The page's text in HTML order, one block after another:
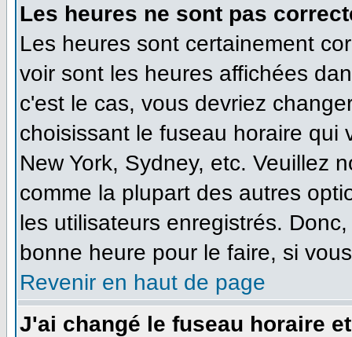
Les heures ne sont pas
Les heures sont certainement
voir sont les heures affichées
c'est le cas, vous devriez
choisissant le fuseau horaire qui
New York, Sydney, etc. Veuillez
comme la plupart des autres
les utilisateurs enregistrés.
bonne heure pour le faire, si
Revenir en haut de page
J'ai changé le fuseau horaire